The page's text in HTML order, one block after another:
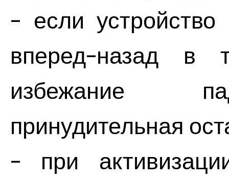
- если устройство
вперед-назад в
избежание
принудительная
- при